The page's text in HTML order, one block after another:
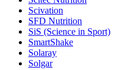
Scivation
SFD Nutrition
SiS (Science in Sport)
SmartShake
Solaray
Solgar